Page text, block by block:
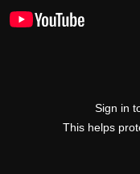
Sign in
This helps